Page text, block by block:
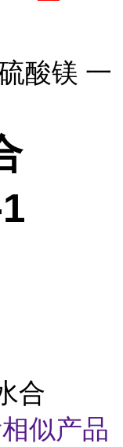
酸镁 一
合
似产品